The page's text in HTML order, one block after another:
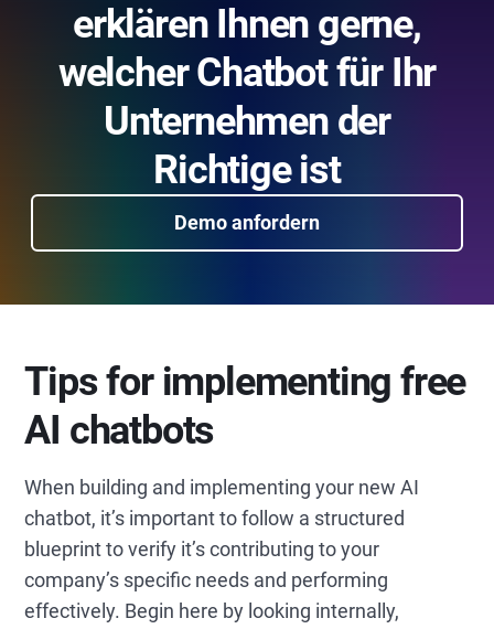
erklären Ihnen gerne,
welcher Chatbot für Ihr
Unternehmen der
Richtige ist
Demo anfordern
Tips for implementing free
AI chatbots
When building and implementing your new AI
chatbot, it’s important to follow a structured
blueprint to verify it’s contributing to your
company’s specific needs and performing
effectively. Begin here by looking internally,